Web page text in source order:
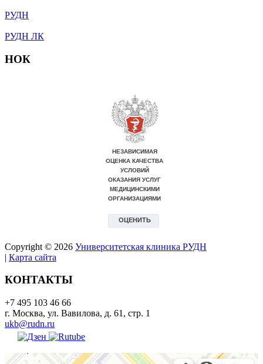
РУДН
РУДН ЛК
НОК
Copyright © 2026 Университетская клиника РУДН
| Карта сайта
КОНТАКТЫ
+7 495 103 46 66
г. Москва, ул. Вавилова, д. 61, стр. 1
ukb@rudn.ru